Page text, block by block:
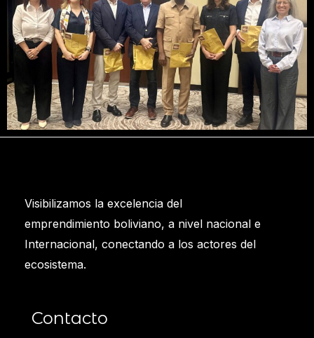
Visibilizamos la excelencia del
emprendimiento boliviano, a nivel nacional e
Internacional, conectando a los actores del
ecosistema.
Contacto